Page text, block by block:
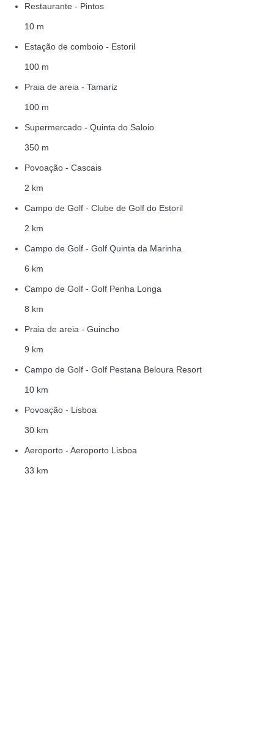
Restaurante - Pintos
10 m
Estação de comboio - Estoril
100 m
Praia de areia - Tamariz
100 m
Supermercado - Quinta do Saloio
350 m
Povoação - Cascais
2 km
Campo de Golf - Clube de Golf do Estoril
2 km
Campo de Golf - Golf Quinta da Marinha
6 km
Campo de Golf - Golf Penha Longa
8 km
Praia de areia - Guincho
9 km
Campo de Golf - Golf Pestana Beloura Resort
10 km
Povoação - Lisboa
30 km
Aeroporto - Aeroporto Lisboa
33 km